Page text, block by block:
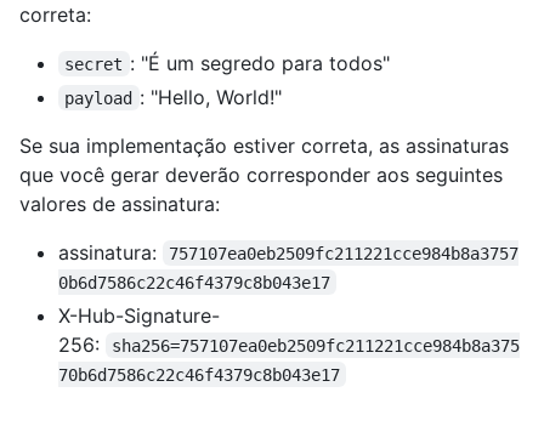
correta:
secret : "É um segredo para todos"
payload : "Hello, World!"
Se sua implementação estiver correta, as assinaturas
que você gerar deverão corresponder aos seguintes
valores de assinatura:
assinatura:
757107ea0eb2509fc211221cce984b8a3757
0b6d7586c22c46f4379c8b043e17
X-Hub-Signature-
256:
sha256=757107ea0eb2509fc211221cce984b8a375
70b6d7586c22c46f4379c8b043e17